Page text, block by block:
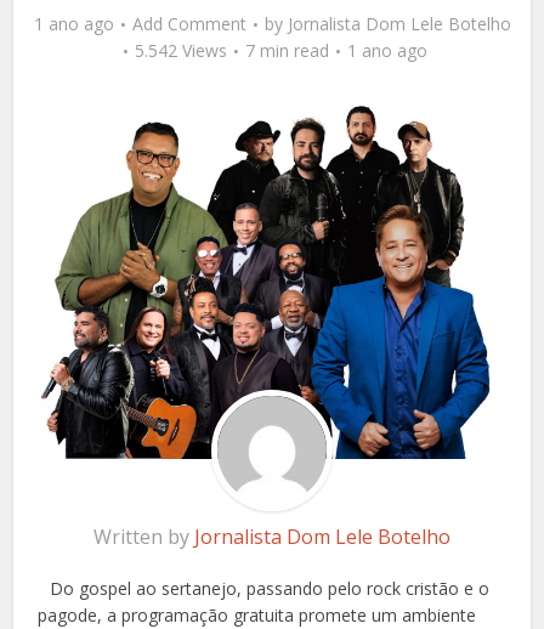
1 ano ago Add Comment by Jornalista Dom Lele Botelho
5.542 Views
7 min read 1 ano ago
Written by Jornalista Dom Lele Botelho
Do gospel ao sertanejo, passando pelo rock cristão e o
pagode, a programação gratuita promete um ambiente